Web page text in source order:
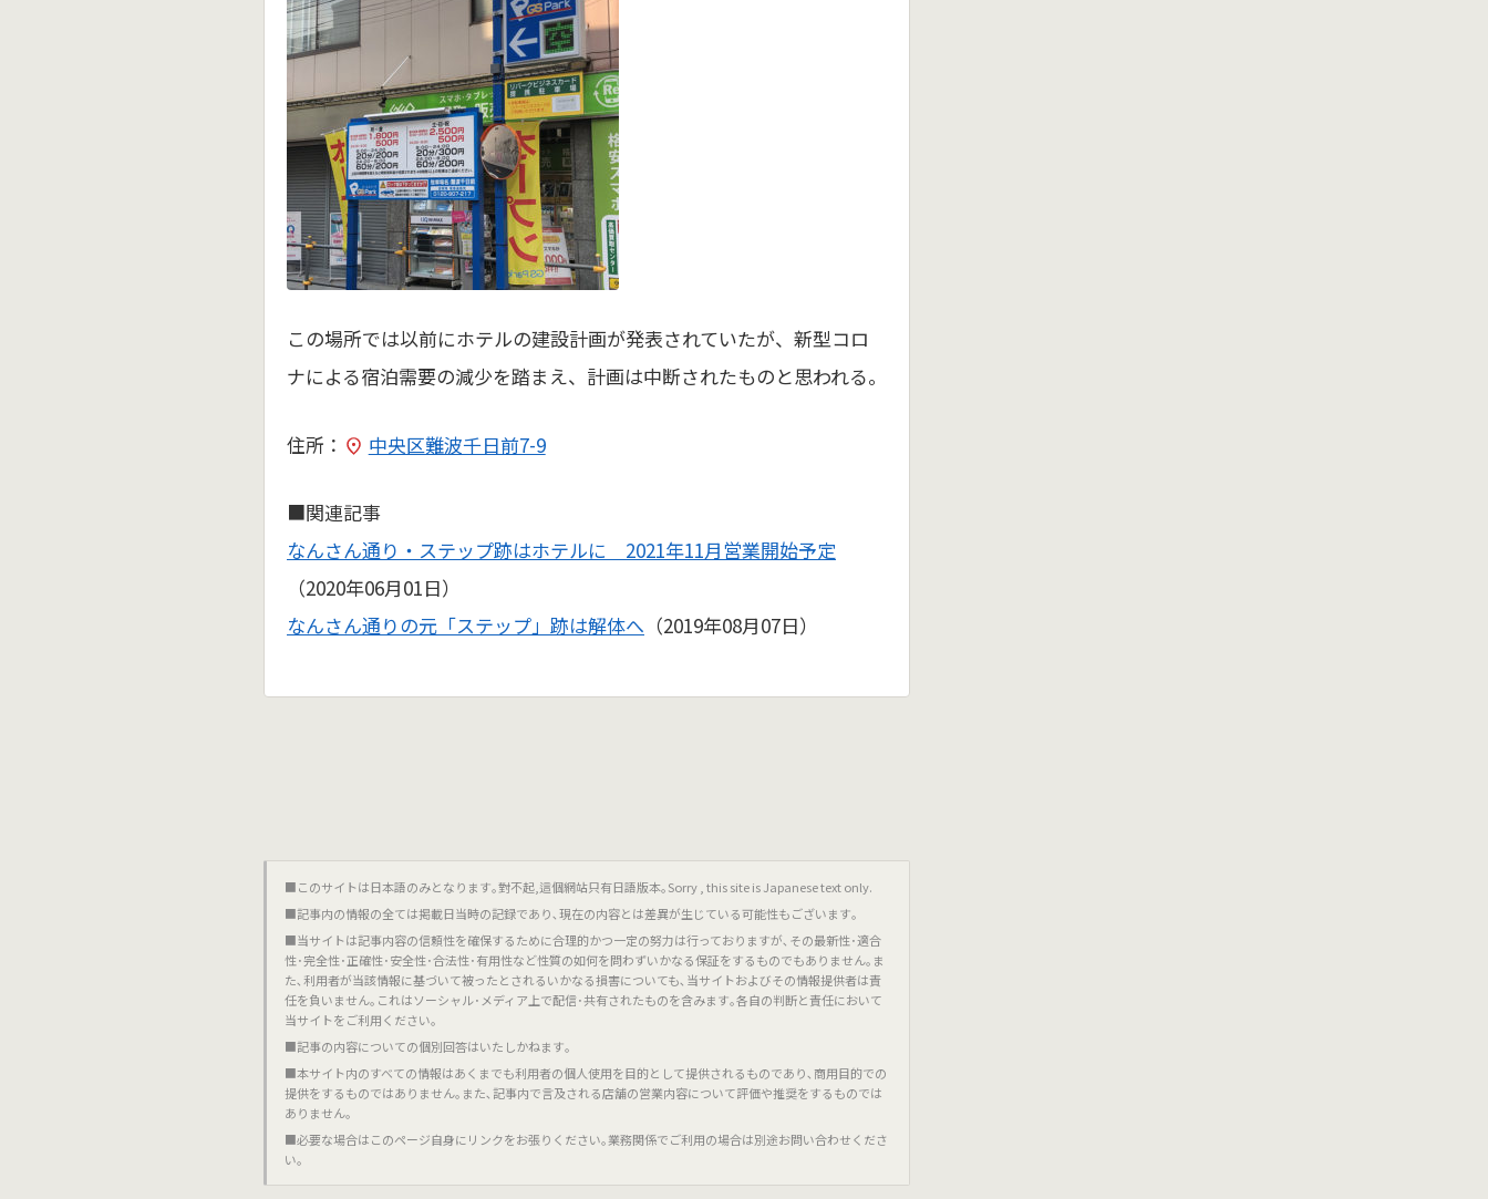
この場所では以前にホテルの建設計画が発表されていたが、新型コロ
ナによる宿泊需要の減少を踏まえ、計画は中断されたものと思われる。
住所： 中央区難波千日前7-9
■関連記事
なんさん通り・ステップ跡はホテルに 2021年11月営業開始予定
（2020年06月01日）
なんさん通りの元「ステップ」跡は解体へ （2019年08月07日）
■このサイトは日本語のみとなります｡對不起,這個網站只有日語版本｡Sorry , this site is Japanese text only.
■記事内の情報の全ては掲載日当時の記録であり､現在の内容とは差異が生じている可能性もございます｡
■当サイトは記事内容の信頼性を確保するために合理的かつ一定の努力は行っておりますが､その最新性･適合
性･完全性･正確性･安全性･合法性･有用性など性質の如何を問わずいかなる保証をするものでもありません｡ま
た､利用者が当該情報に基づいて被ったとされるいかなる損害についても､当サイトおよびその情報提供者は責
任を負いません｡これはソーシャル･メディア上で配信･共有されたものを含みます｡各自の判断と責任において
当サイトをご利用ください｡
■記事の内容についての個別回答はいたしかねます｡
■本サイト内のすべての情報はあくまでも利用者の個人使用を目的として提供されるものであり､商用目的での
提供をするものではありません｡また､記事内で言及される店舗の営業内容について評価や推奨をするものでは
ありません｡
■必要な場合はこのページ自身にリンクをお張りください｡業務関係でご利用の場合は別途お問い合わせくださ
い｡